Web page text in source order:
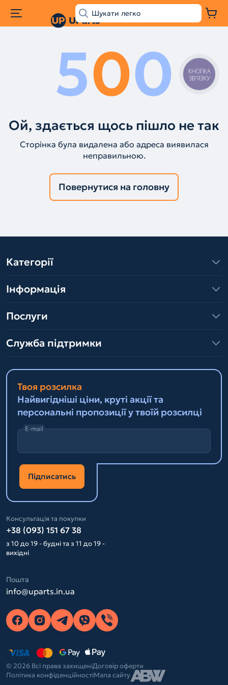
500
Ой, здається щось пішло не так
Сторінка була видалена або адреса виявилася
неправильною.
Повернутися на головну
Категорії
Інформація
Послуги
Служба підтримки
Твоя розсилка
Найвигідніші ціни, круті акції та
персональні пропозиції у твоїй розсилці
E-mail
Підписатись
Консультація та покупки
+38 (093) 151 67 38
з 10 до 19 - будні та з 11 до 19 -
вихідні
Пошта
info@uparts.in.ua
© 2026 Всі права захищеніДоговір оферти
Політика конфіденційностіМапа сайту
КНОПКА
ЗВ'ЯЗКУ